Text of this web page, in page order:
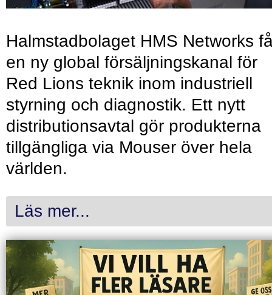
Halmstadbolaget HMS Networks
en ny global försäljningskanal för
Red Lions teknik inom industriell
styrning och diagnostik. Ett nytt
distributionsavtal gör produkterna
tillgängliga via Mouser över hela
världen.
Läs mer...